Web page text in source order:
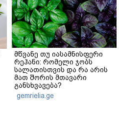
მწვანე თუ იასამნისფერი
რეჰანი: რომელი ჯობს
სალათისთვის და რა არის
მათ შორის მთავარი
განსხვავება?
gemrielia.ge